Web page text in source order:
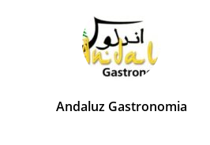
Andaluz Gastronomia